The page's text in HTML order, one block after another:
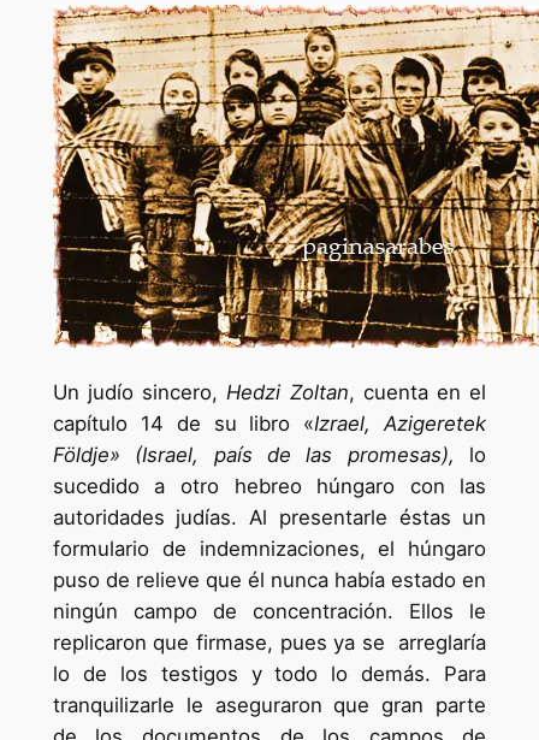
Un judío sincero, Hedzi Zoltan, cuenta en el
capítulo 14 de su libro «Izrael, Azigeretek
Földje» (Israel, país de las promesas), lo
sucedido a otro hebreo húngaro con las
autoridades judías. Al presentarle éstas un
formulario de indemnizaciones, el húngaro
puso de relieve que él nunca había estado en
ningún campo de concentración. Ellos le
replicaron que firmase, pues ya se arreglaría
lo de los testigos y todo lo demás. Para
tranquilizarle le aseguraron que gran parte